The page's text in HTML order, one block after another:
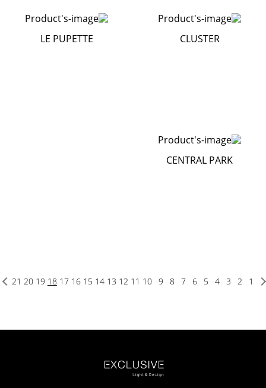
CLUSTER
LE PUPETTE
CENTRAL PARK
1
2
3
4
5
6
7
8
9
10
11
12
13
14
15
16
17
18
19
20
21